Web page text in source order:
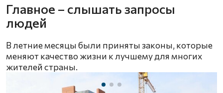
Главное – слышать запросы
людей
В летние месяцы были приняты законы, которые
меняют качество жизни к лучшему для многих
жителей страны.